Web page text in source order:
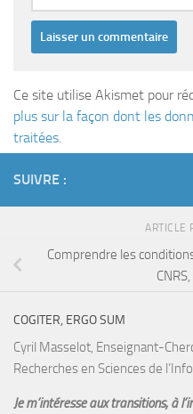
Ce site utilise Akismet pour
plus sur la façon dont les
traitées.
SUIVRE :
ARTICLE
Comprendre les
COGITER, ERGO SUM
Cyril Masselot, Enseignant-
Recherches en Sciences de
Je m’intéresse aux transitions, à